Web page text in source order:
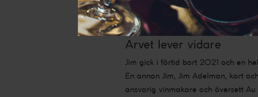
minimal intervention tillåts
år.
Arvet lever vidare
Jim gick i förtid bort 2021 och en
En annan Jim, Jim Adelman, kort
ansvarig vinmakare och översett